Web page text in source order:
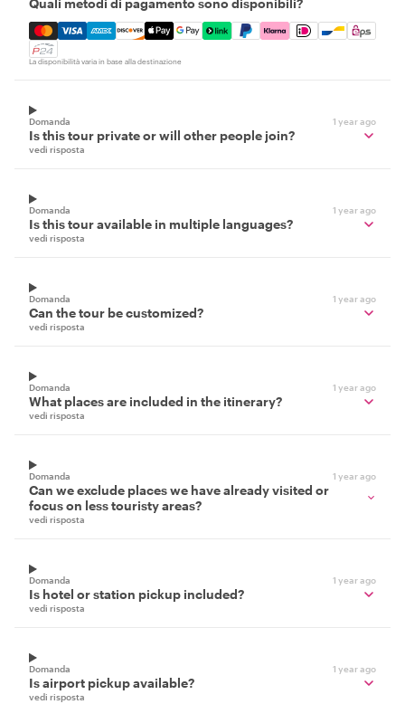
Quali metodi di pagamento sono disponibili?
Mastercard, Visa, Amex, Discover, Apple Pay, Google
La disponibilità varia in base alla destinazione
Domanda 1 year ago
Is this tour private or will other people join?
vedi risposta
Domanda 1 year ago
Is this tour available in multiple languages?
vedi risposta
Domanda 1 year ago
Can the tour be customized?
vedi risposta
Domanda 1 year ago
What places are included in the itinerary?
vedi risposta
Domanda 1 year ago
Can we exclude places we have already visited or
focus on less touristy areas?
vedi risposta
Domanda 1 year ago
Is hotel or station pickup included?
vedi risposta
Domanda 1 year ago
Is airport pickup available?
vedi risposta